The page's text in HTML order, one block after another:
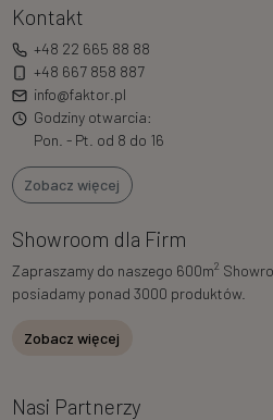
Kontakt
+48 22 665 88 88
+48 667 858 887
info@faktor.pl
Godziny otwarcia:
Pon. - Pt. od 8 do 16
Zobacz więcej
Showroom dla Firm
Zapraszamy do naszego 600m2
posiadamy ponad 3000 produktów.
Zobacz więcej
Nasi Partnerzy